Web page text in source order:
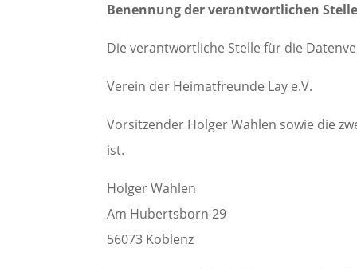
Benennung der verantwortlichen Stelle
Die verantwortliche Stelle für die
Verein der Heimatfreunde Lay e.V.
Vorsitzender Holger Wahlen sowie die
ist.
Holger Wahlen
Am Hubertsborn 29
56073 Koblenz